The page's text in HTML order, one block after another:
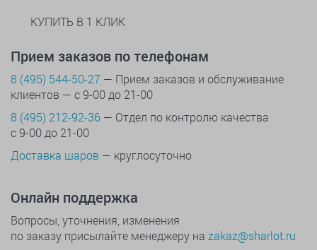
КУПИТЬ В 1 КЛИК
Прием заказов по телефонам
8 (495) 544-50-27 — Прием заказов и обслуживание
клиентов — с 9-00 до 21-00
8 (495) 212-92-36 — Отдел по контролю качества
с 9-00 до 21-00
Доставка шаров — круглосуточно
Онлайн поддержка
Вопросы, уточнения, изменения
по заказу присылайте менеджеру на zakaz@sharlot.ru